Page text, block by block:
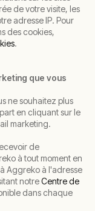
de votre visite, les
adresse IP. Pour
des cookies,
.
que vous
ne souhaitez plus
en cliquant sur le
marketing.
de
à tout moment en
Aggreko à l'adresse
notreCentre de
dans chaque